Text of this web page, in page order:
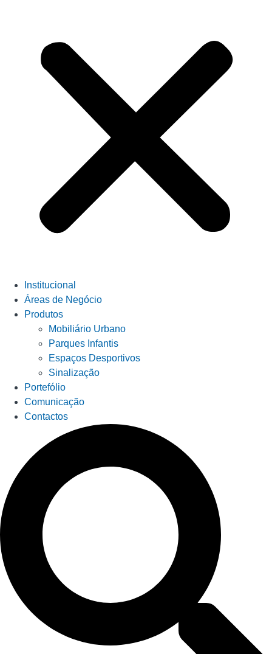
Institucional
Áreas de Negócio
Produtos
Mobiliário Urbano
Parques Infantis
Espaços Desportivos
Sinalização
Portefólio
Comunicação
Contactos